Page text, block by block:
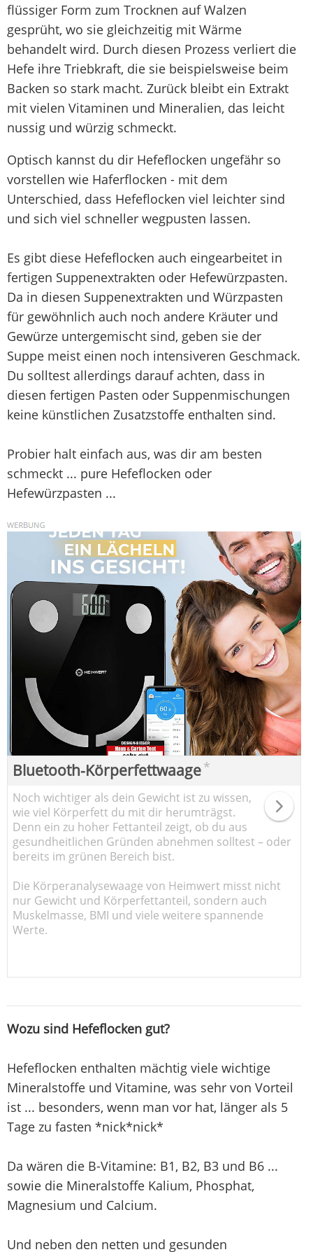
flüssiger Form zum Trocknen auf Walzen
gesprüht, wo sie gleichzeitig mit Wärme
behandelt wird. Durch diesen Prozess verliert die
Hefe ihre Triebkraft, die sie beispielsweise beim
Backen so stark macht. Zurück bleibt ein Extrakt
mit vielen Vitaminen und Mineralien, das leicht
nussig und würzig schmeckt.
Optisch kannst du dir Hefeflocken ungefähr so
vorstellen wie Haferflocken - mit dem
Unterschied, dass Hefeflocken viel leichter sind
und sich viel schneller wegpusten lassen.
Es gibt diese Hefeflocken auch eingearbeitet in
fertigen Suppenextrakten oder Hefewürzpasten.
Da in diesen Suppenextrakten und Würzpasten
für gewöhnlich auch noch andere Kräuter und
Gewürze untergemischt sind, geben sie der
Suppe meist einen noch intensiveren Geschmack.
Du solltest allerdings darauf achten, dass in
diesen fertigen Pasten oder Suppenmischungen
keine künstlichen Zusatzstoffe enthalten sind.
Probier halt einfach aus, was dir am besten
schmeckt ... pure Hefeflocken oder
Hefewürzpasten ...
Bluetooth-Körperfettwaage*
Noch wichtiger als dein Gewicht ist zu wissen,
wie viel Körperfett du mit dir herumträgst.
Denn ein zu hoher Fettanteil zeigt, ob du aus
gesundheitlichen Gründen abnehmen solltest – oder
bereits im grünen Bereich bist.
Die Körperanalysewaage von Heimwert misst nicht
nur Gewicht und Körperfettanteil, sondern auch
Muskelmasse, BMI und viele weitere spannende
Werte.
Wozu sind Hefeflocken gut?
Hefeflocken enthalten mächtig viele wichtige
Mineralstoffe und Vitamine, was sehr von Vorteil
ist ... besonders, wenn man vor hat, länger als 5
Tage zu fasten *nick*nick*
Da wären die B-Vitamine: B1, B2, B3 und B6 ...
sowie die Mineralstoffe Kalium, Phosphat,
Magnesium und Calcium.
Und neben den netten und gesunden